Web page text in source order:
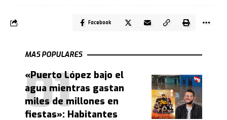
Facebook
MAS POPULARES
«Puerto López bajo el
agua mientras gastan
miles de millones en
fiestas»: Habitantes